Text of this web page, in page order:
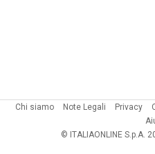
Chi siamo Note Legali Privacy
© ITALIAONLINE S.p.A.